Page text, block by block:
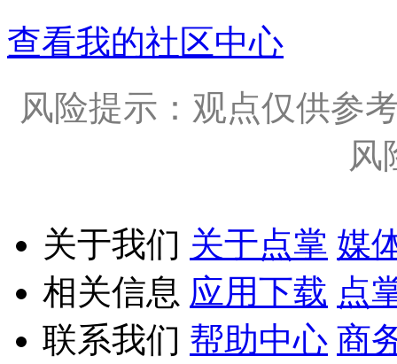
查看我的社区中心
风险提示：观点仅供参
风
关于我们 关于点掌 媒
相关信息 应用下载 点
联系我们 帮助中心 商